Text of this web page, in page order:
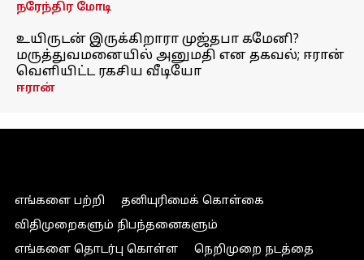
நரேந்திர மோடி
உயிருடன் இருக்கிறாரா முஜ்தபா கமேனி?
மருத்துவமனையில் அனுமதி என தகவல்; ஈரான்
வெளியிட்ட ரகசிய வீடியோ
ஈரான்
எங்களை பற்றி
தனியுரிமைக் கொள்கை
விதிமுறைகளும் நிபந்தனைகளும்
எங்களை தொடர்பு கொள்ள
நெறிமுறை நடத்தை